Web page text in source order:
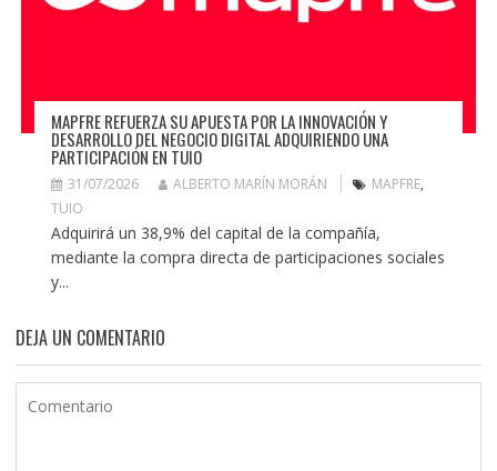
MAPFRE REFUERZA SU APUESTA POR LA INNOVACIÓN Y
DESARROLLO DEL NEGOCIO DIGITAL ADQUIRIENDO UNA
PARTICIPACIÓN EN TUIO
31/07/2026 ALBERTO MARÍN MORÁN MAPFRE,
TUIO
Adquirirá un 38,9% del capital de la compañía,
mediante la compra directa de participaciones sociales
y...
DEJA UN COMENTARIO